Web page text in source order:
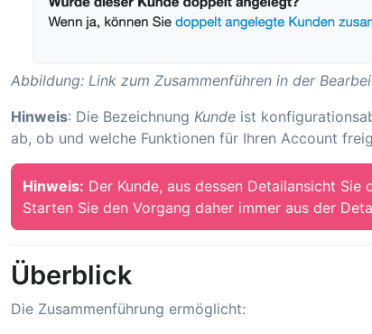
Abbildung: Link zum Zusammenführen in der
Hinweis: Die Bezeichnung Kunde ist
ab, ob und welche Funktionen für Ihren Account
Hinweis: Der Kunde, aus dessen Detailansicht
Starten Sie den Vorgang daher immer aus der
Überblick
Die Zusammenführung ermöglicht: